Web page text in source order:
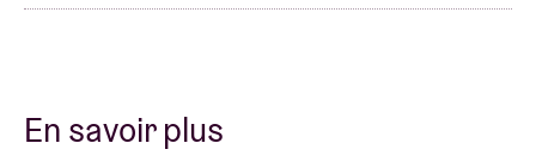
En savoir plus